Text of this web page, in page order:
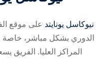
مباريات ‎نيوكاسل يونايتد على موقع
الدوري بشكل مباشر، خاصة
المراكز العليا. الفريق